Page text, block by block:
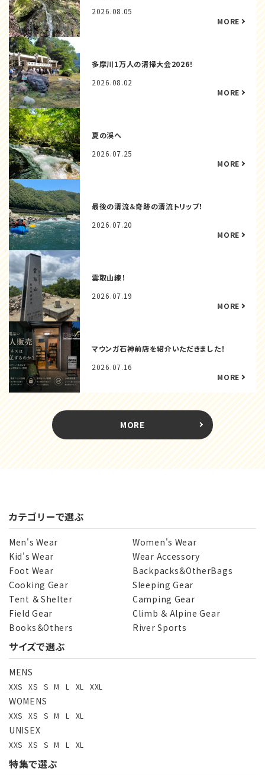
2026.08.05
多摩川1万人の清掃大会2026！
2026.08.02
夏の渓へ
2026.07.25
最後の清流＆奇跡の清流トリップ！
2026.07.20
雲取山練！
2026.07.19
マウンガ石神前店を紹介いただきました！
2026.07.16
MORE
カテゴリーで選ぶ
Men's Wear
Women's Wear
Kid's Wear
Wear Accessory
Foot Wear
Backpacks＆OtherBags
Cooking Gear
Sleeping Gear
Tent ＆ Shelter
Camping Gear
Field Gear
Climb ＆ Alpine Gear
Books＆Others
River Sports
サイズで選ぶ
MENS
XXS XS S M L XL XXL
WOMENS
XXS XS S M L XL
UNISEX
XXS XS S M L XL
特集で選ぶ